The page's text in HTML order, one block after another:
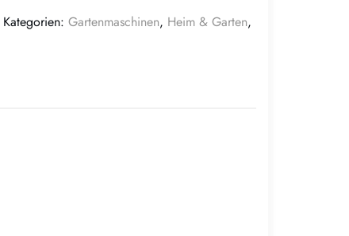
Kategorien:Gartenmaschinen, Heim & Garten,